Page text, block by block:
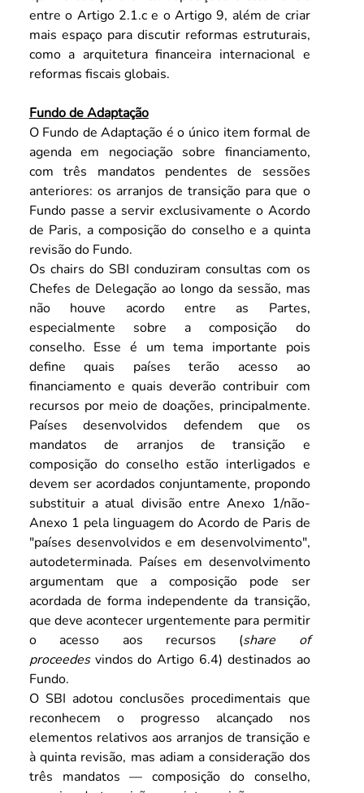
entre o Artigo 2.1.c e o Artigo 9, além de criar
mais espaço para discutir reformas estruturais,
como a arquitetura financeira internacional e
reformas fiscais globais.
Fundo de Adaptação
O Fundo de Adaptação é o único item formal de
agenda em negociação sobre financiamento,
com três mandatos pendentes de sessões
anteriores: os arranjos de transição para que o
Fundo passe a servir exclusivamente o Acordo
de Paris, a composição do conselho e a quinta
revisão do Fundo.
Os chairs do SBI conduziram consultas com os
Chefes de Delegação ao longo da sessão, mas
não houve acordo entre as Partes,
especialmente sobre a composição do
conselho. Esse é um tema importante pois
define quais países terão acesso ao
financiamento e quais deverão contribuir com
recursos por meio de doações, principalmente.
Países desenvolvidos defendem que os
mandatos de arranjos de transição e
composição do conselho estão interligados e
devem ser acordados conjuntamente, propondo
substituir a atual divisão entre Anexo 1/não-
Anexo 1 pela linguagem do Acordo de Paris de
"países desenvolvidos e em desenvolvimento",
autodeterminada. Países em desenvolvimento
argumentam que a composição pode ser
acordada de forma independente da transição,
que deve acontecer urgentemente para permitir
o acesso aos recursos (share of
proceedes vindos do Artigo 6.4) destinados ao
Fundo.
O SBI adotou conclusões procedimentais que
reconhecem o progresso alcançado nos
elementos relativos aos arranjos de transição e
à quinta revisão, mas adiam a consideração dos
três mandatos — composição do conselho,